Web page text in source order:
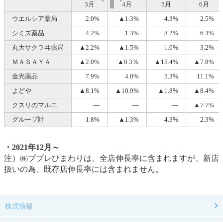
株式情報
3月 4月 5月
6月
ウエルシア薬局
2.0% ▲1.3% 4.3%
2.5%
シミズ薬品
4.2% 1.3% 8.2%
6.3%
丸大サクラヰ薬局
▲2.2% ▲1.5% 1.0%
3.2%
ＭＡＳＡＹＡ
▲2.0% ▲0.3％ ▲15.4%
▲7.8%
金光薬品
7.9% 4.0% 5.3%
11.1%
よどや
▲8.1% ▲10.9% ▲1.8%
▲8.4%
クスリのマルエ
― ― ―
▲7.7%
グループ計
1.8% ▲1.3% 4.3% 2.3%
・2021年12月～
注）㈱ププレひまわりは、全店伸長率に含まれますが、新店
扱いの為、既存店伸長率には含まれません。